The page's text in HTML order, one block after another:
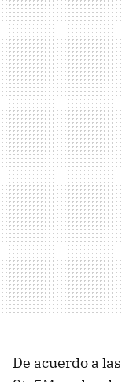
De acuerdo a